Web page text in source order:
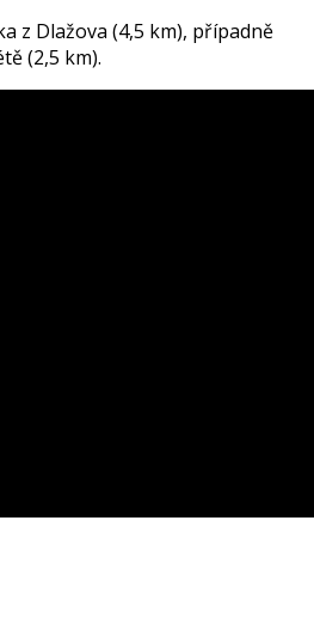
z Dlažova (4,5 km), případně
(2,5 km).